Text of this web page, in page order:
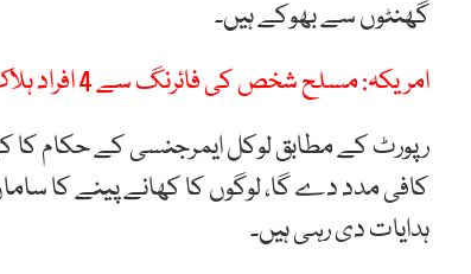
گھنٹوں سے بھوکے ہیں۔
امریکہ: مسلح شخص کی فائرنگ سے 4 افراد ہلاک
رپورٹ کے مطابق لوکل ایمرجنسی کے حکام
کافی مدد دے گا، لوگوں کا کھانے پینے کا
ہدایات دی رہی ہیں۔